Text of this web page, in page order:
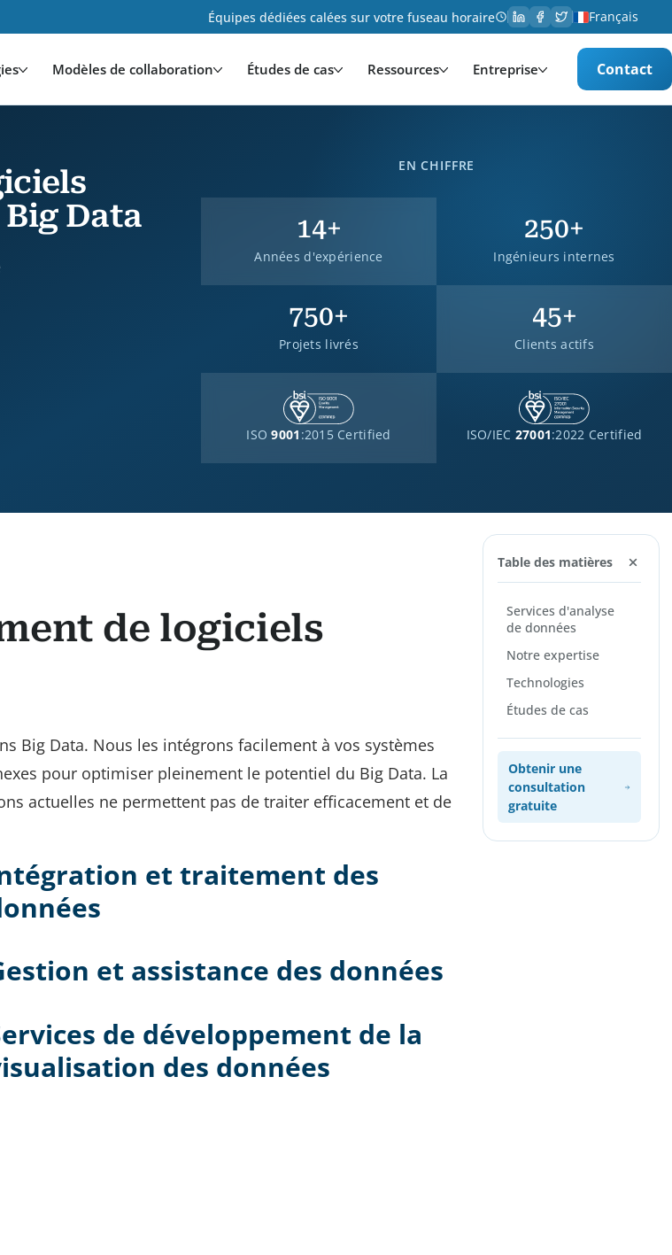
Équipes dédiées calées sur votre fuseau horaire Français
Modèles de collaboration Études de cas Ressources Entreprise Contact
Data
EN CHIFFRE
14+
Années d'expérience
250+
Ingénieurs internes
750+
Projets livrés
45+
Clients actifs
ISO9001 :2015 Certified ISO/IEC 27001:2022 Certified
de logiciels
Big Data. Nous les intégrons facilement à vos systèmes
pour optimiser pleinement le potentiel du Big Data. La
actuelles ne permettent pas de traiter efficacement et de
et traitement des
et assistance des données
de développement de la
des données
Table des matières
Services d'analyse
de données
Notre expertise
Technologies
Études de cas
Obtenir une
consultation
gratuite